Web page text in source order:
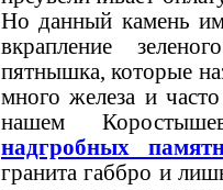
Но данный камень
вкрапление
пятнышка, которые
много железа и
нашем
надгробных
гранита габбро и